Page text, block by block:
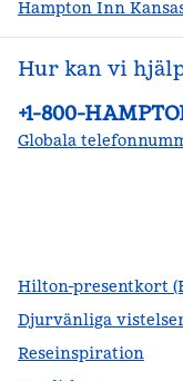
Hampton Inn
Hur kan vi
Telefon:
+1-800-
Globala
Hilton-presentkort
Djurvänliga
Reseinspiration